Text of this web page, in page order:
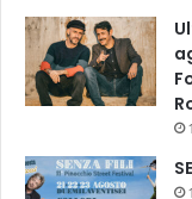
a
p
e
s